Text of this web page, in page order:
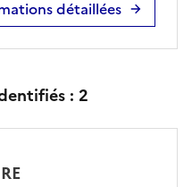
détaillées
: 2